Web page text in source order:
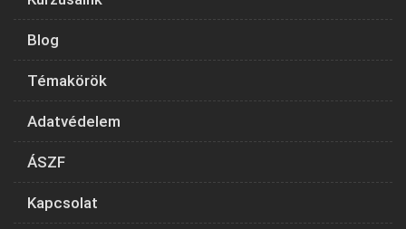
Blog
Témakörök
Adatvédelem
ÁSZF
Kapcsolat